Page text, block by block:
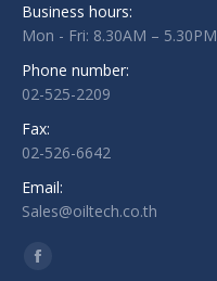
Business hours:
Mon - Fri: 8.30AM – 5.30PM
Phone number:
02-525-2209
Fax:
02-526-6642
Email:
Sales@oiltech.co.th
Find us on:
Facebook